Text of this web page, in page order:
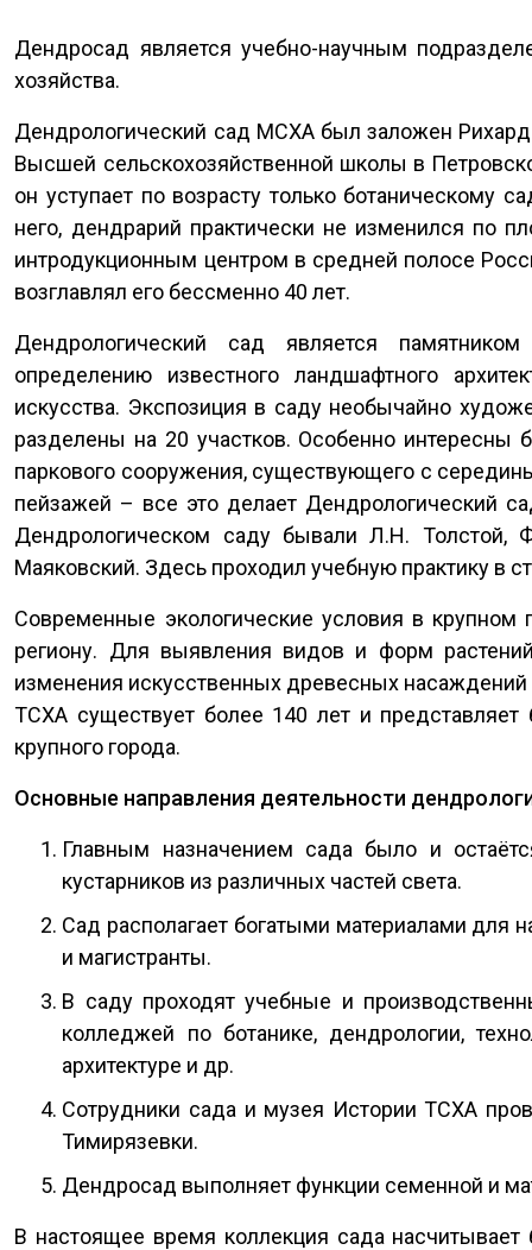
Дендросад является учебно-научным
хозяйства.
Дендрологический сад МСХА был заложен
Высшей сельскохозяйственной школы в
он уступает по возрасту только ботаническому
него, дендрарий практически не изменился по
интродукционным центром в средней полосе
возглавлял его бессменно 40 лет.
Дендрологический сад является
определению известного ландшафтного
искусства. Экспозиция в саду необычайно
разделены на 20 участков. Особенно интересны
паркового сооружения, существующего с
пейзажей – все это делает Дендрологический
Дендрологическом саду бывали Л.Н. Толстой,
Маяковский. Здесь проходил учебную практику в
Современные экологические условия в крупном
региону. Для выявления видов и форм
изменения искусственных древесных
ТСХА существует более 140 лет и
крупного города.
Основные направления деятельности
Главным назначением сада было и
кустарников из различных частей света.
Сад располагает богатыми материалами для
и магистранты.
В саду проходят учебные и
колледжей по ботанике, дендрологии,
архитектуре и др.
Сотрудники сада и музея Истории ТСХА
Тимирязевки.
Дендросад выполняет функции семенной и
В настоящее время коллекция сада